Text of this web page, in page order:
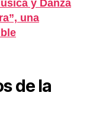
y Danza
una
de la